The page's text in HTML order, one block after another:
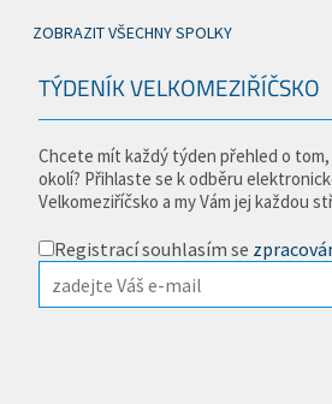
ZOBRAZIT VŠECHNY SPOLKY
TÝDENÍK VELKOMEZIŘÍČSKO
Chcete mít každý týden přehled o tom,
okolí? Přihlaste se k odběru
Velkomeziříčsko a my Vám jej každou
Registrací souhlasím se